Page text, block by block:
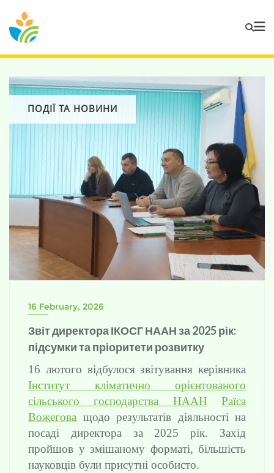
ПОДІЇ ТА НОВИНИ
16 February, 2026
Звіт директора ІКОСГ НААН за 2025 рік:
підсумки та пріоритети розвитку
16 лютого відбулося звітування керівника
Інститут кліматично орієнтованого
сільського господарства НААН
Раїса
Вожегова щодо результатів діяльності на
посаді директора за 2025 рік. Захід
пройшов у змішаному форматі, більшість
науковців були присутні особисто.